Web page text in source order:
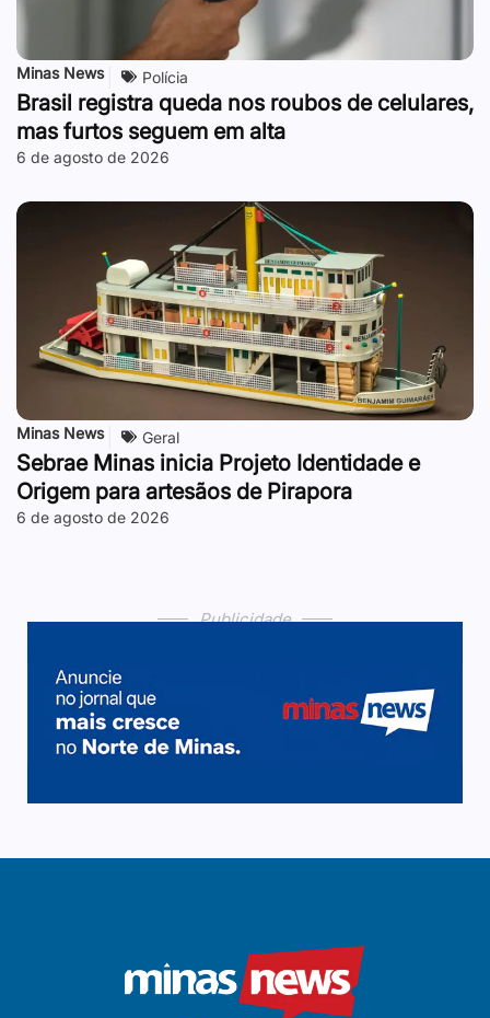
Minas News Polícia
Brasil registra queda nos roubos de celulares,
mas furtos seguem em alta
6 de agosto de 2026
Minas News Geral
Sebrae Minas inicia Projeto Identidade e
Origem para artesãos de Pirapora
6 de agosto de 2026
Publicidade